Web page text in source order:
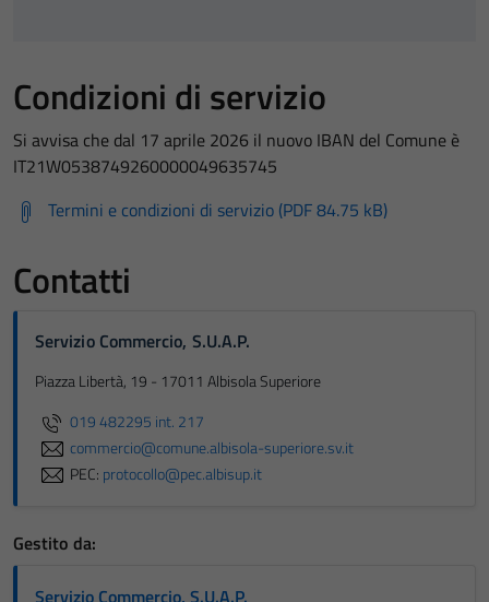
Condizioni di servizio
Si avvisa che dal 17 aprile 2026 il nuovo IBAN del Comune è
IT21W0538749260000049635745
Termini e condizioni di servizio (PDF 84.75 kB)
Contatti
Servizio Commercio, S.U.A.P.
Piazza Libertà, 19 - 17011 Albisola Superiore
019 482295 int. 217
commercio@comune.albisola-superiore.sv.it
PEC: protocollo@pec.albisup.it
Gestito da:
Servizio Commercio, S.U.A.P.